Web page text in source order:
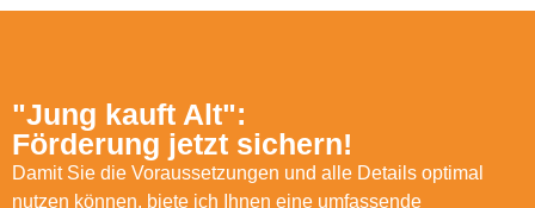
"Jung kauft Alt":
Förderung jetzt sichern!
Damit Sie die Voraussetzungen und alle Details optimal
nutzen können, biete ich Ihnen eine umfassende